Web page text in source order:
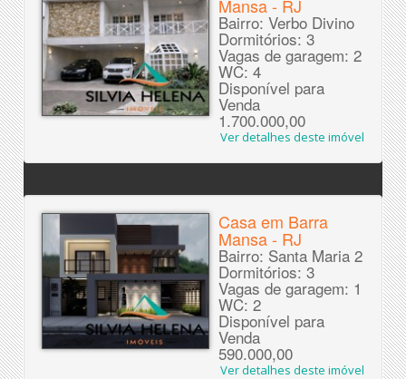
Mansa - RJ
Bairro: Verbo Divino
Dormitórios: 3
Vagas de garagem: 2
WC: 4
Disponível para
Venda
1.700.000,00
Ver detalhes deste imóvel
Casa em Barra
Mansa - RJ
Bairro: Santa Maria 2
Dormitórios: 3
Vagas de garagem: 1
WC: 2
Disponível para
Venda
590.000,00
Ver detalhes deste imóvel